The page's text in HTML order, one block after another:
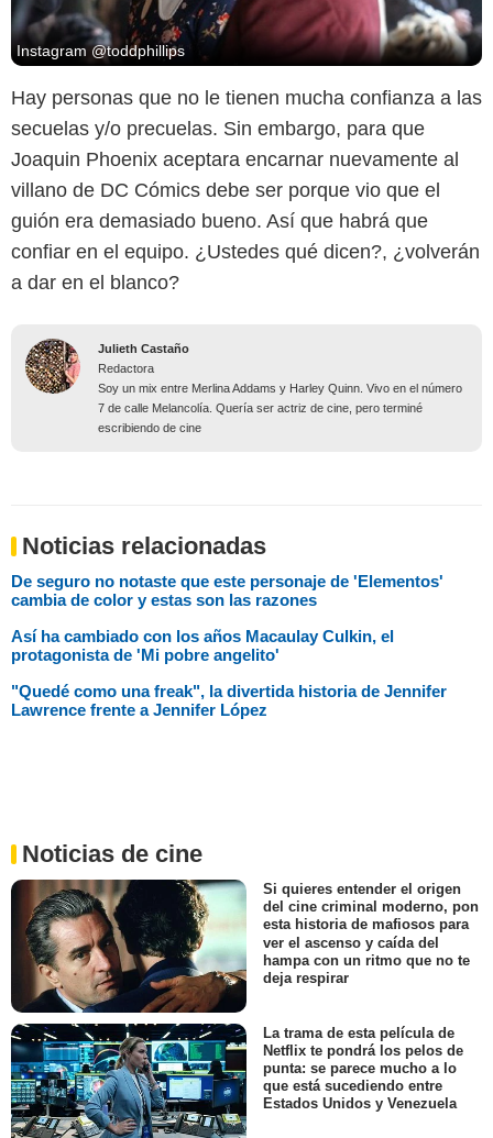
Instagram @toddphillips
Hay personas que no le tienen mucha confianza a las
secuelas y/o precuelas. Sin embargo, para que
Joaquin Phoenix aceptara encarnar nuevamente al
villano de DC Cómics debe ser porque vio que el
guión era demasiado bueno. Así que habrá que
confiar en el equipo. ¿Ustedes qué dicen?, ¿volverán
a dar en el blanco?
Julieth Castaño
Redactora
Soy un mix entre Merlina Addams y Harley Quinn. Vivo en el número
7 de calle Melancolía. Quería ser actriz de cine, pero terminé
escribiendo de cine
Noticias relacionadas
De seguro no notaste que este personaje de 'Elementos'
cambia de color y estas son las razones
Así ha cambiado con los años Macaulay Culkin, el
protagonista de 'Mi pobre angelito'
"Quedé como una freak", la divertida historia de Jennifer
Lawrence frente a Jennifer López
Noticias de cine
Si quieres entender el origen
del cine criminal moderno, pon
esta historia de mafiosos para
ver el ascenso y caída del
hampa con un ritmo que no te
deja respirar
La trama de esta película de
Netflix te pondrá los pelos de
punta: se parece mucho a lo
que está sucediendo entre
Estados Unidos y Venezuela